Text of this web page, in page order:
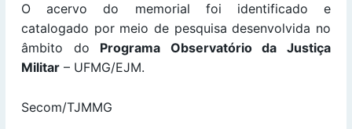
O acervo do memorial foi identificado e
catalogado por meio de pesquisa desenvolvida no
âmbito do Programa Observatório da Justiça
Militar – UFMG/EJM.
Secom/TJMMG